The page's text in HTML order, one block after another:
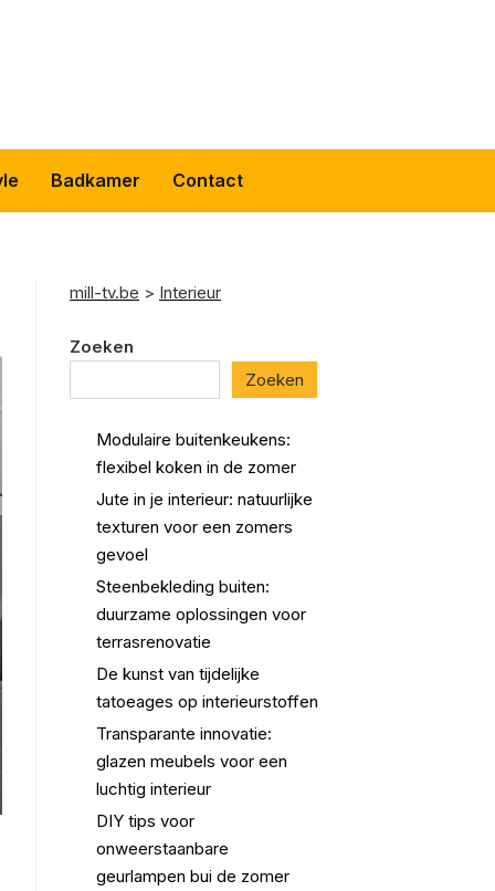
Badkamer Contact
mill-tv.be > Interieur
Zoeken
Zoeken
Modulaire buitenkeukens:
flexibel koken in de zomer
Jute in je interieur: natuurlijke
texturen voor een zomers
gevoel
Steenbekleding buiten:
duurzame oplossingen voor
terrasrenovatie
De kunst van tijdelijke
tatoeages op interieurstoffen
Transparante innovatie:
glazen meubels voor een
luchtig interieur
DIY tips voor
onweerstaanbare
geurlampen bui de zomer